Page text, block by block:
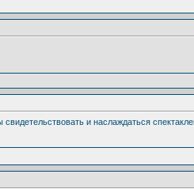
и наслаждаться